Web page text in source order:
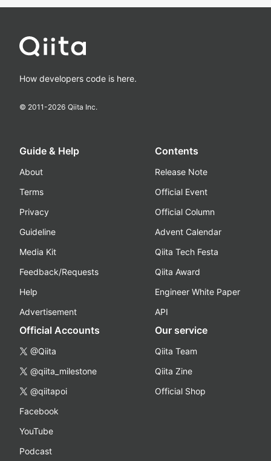
How developers code is here.
© 2011-2026 Qiita Inc.
Guide & Help
About
Terms
Privacy
Guideline
Media Kit
Feedback/Requests
Help
Advertisement
Contents
Release Note
Official Event
Official Column
Advent Calendar
Qiita Tech Festa
Qiita Award
Engineer White Paper
API
Official Accounts
@Qiita
@qiita_milestone
@qiitapoi
Facebook
YouTube
Podcast
Our service
Qiita Team
Qiita Zine
Official Shop